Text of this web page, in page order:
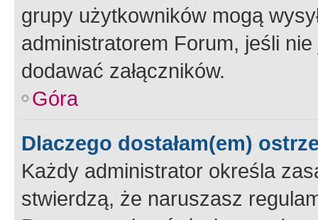
grupy użytkowników mogą
administratorem Forum, jeśli
dodawać załączników.
Góra
Dlaczego dostałam(em)
Każdy administrator określa
stwierdzą, że naruszasz